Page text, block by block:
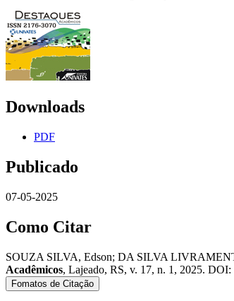
Downloads
PDF
Publicado
07-05-2025
Como Citar
SOUZA SILVA, Edson; DA SILVA
Acadêmicos, Lajeado, RS, v. 17, n. 1, 2025.
Fomatos de Citação